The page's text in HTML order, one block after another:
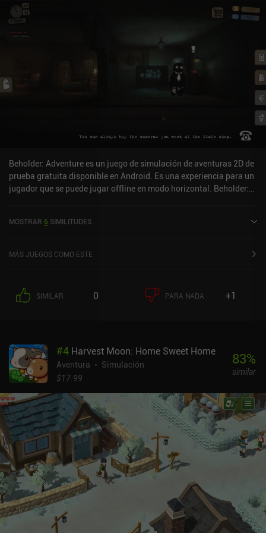
completamos tareas sencillas que pueden dar resultados
inesperados. Los aficionados a buscar profundos significados
filosóficos pueden ver este juego como una metáfora del
capitalismo y la rutina de la vida cotidiana. El resto, simplemente
disfrutará quemando cosas.Creado por el diseñador de World of
Goo, Little Inferno tiene un estilo artístico simplista con buen
sentido del humor, una atmósfera relajante y un nivel de pulido
muy alto.Little Inferno es un juego premium de 4,99 $ sin anuncios
todo el mundo debería probar al menos una vez, sobre todo si te
gustan los puzles... y el fuego.
Beholder: Adventure es un juego de simulación de aventuras 2D de
prueba gratuita disponible en Android. Es una experiencia para un
jugador que se puede jugar offline en modo horizontal. Beholder:
MOSTRAR 6 SIMILITUDES
MÁS JUEGOS COMO ESTE
SIMILAR 0 PARA NADA +1
#4 Harvest Moon: Home Sweet Home
Aventura
Simulación
$17.99
83%
similar